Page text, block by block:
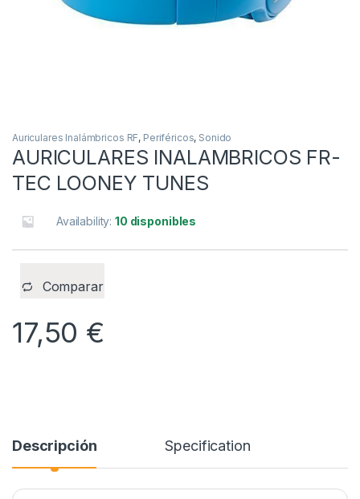
Auriculares Inalámbricos RF, Periféricos, Sonido
AURICULARES INALAMBRICOS FR-
TEC LOONEY TUNES
Availability:10 disponibles
Comparar
17,50 €
Descripción Specification